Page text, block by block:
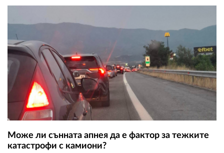
Може ли сънната апнея да е фактор за тежките
катастрофи с камиони?